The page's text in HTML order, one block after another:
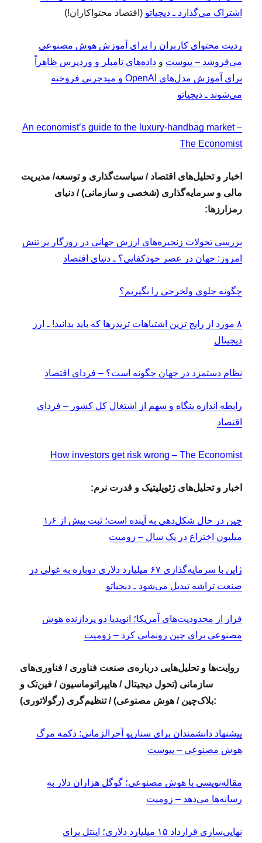
اشتراک می‌گذارد ـ دیجیاتو (اقتصاد محتواکاران!)
ردیت محتوای کاربران را برای آموزش هوش مصنوعی
می‌فروشد – پیوست وداده‌های تامبلر و وردپرس ظاهراً
برای آموزش مدل‌های OpenAI و میدجرنی فروخته
می‌شوند ـ دیجیاتو
An economist’s guide to the luxury-handbag market –
The Economist
اخبار و تحلیل‌های اقتصاد / سیاست‌گذاری و توسعه/ مدیریت
مالی و سرمایه‌گذاری (شخصی و سازمانی) / دنیای
رمزارزها:
بررسی تحولات زنجیره‌های ارزش جهانی در روزگار پر تنش
امروز: جهان در عصر خودکفایی؟ ـ دنیای اقتصاد
چگونه جلوی ولخرجی را بگیریم؟
۸ مورد از رایج‌ ترین اشتباهات تریدرها که باید بدانید! ـ ارز
دیجیتال
نظام دستمزد در جهان چگونه است؟ – فردای اقتصاد
رابطه اندازه بنگاه و سهم از اشتغال کل کشور – فردای
اقتصاد
How investors get risk wrong – The Economist
اخبار و تحلیل‌های ژئوپلیتیک و قدرت نرم:
چین در حال شکل‌دهی به آینده است؛ ثبت بیش‌ از ۱٫۶
میلیون اختراع در یک سال – زومیت
ژاپن با سرمایه‌گذاری ۶۷ میلیارد دلاری دوباره به غولی در
صنعت تراشه تبدیل می‌شود ـ دیجیاتو
فرار از محدودیت‌های آمریکا؛ انویدیا دو پردازنده هوش
مصنوعی برای چین رونمایی کرد – زومیت
روایت‌ها و تحلیل‌هایی درباره‌ی صنعت فناوری / فناوری‌های
سازمانی (تحول دیجیتال / هایپراتوماسیون / فین‌تک و
بلاک‌چین / هوش مصنوعی) / تنظیم‌گری (رگولاتوری):
پیشنهاد دانشمندان برای سناریو آخرالزمانی: دکمه مرگ
هوش مصنوعی – پیوست
مقاله‌نویسی با هوش مصنوعی؛ گوگل هزاران دلار به
رسانه‌ها می‌دهد – زومیت
نهایی‌سازی قرارداد ۱۵ میلیارد دلاری؛ اینتل برای